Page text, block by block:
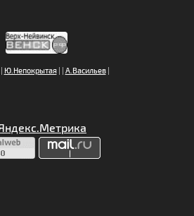
Ю.Непокрытая| | А.Васильев|